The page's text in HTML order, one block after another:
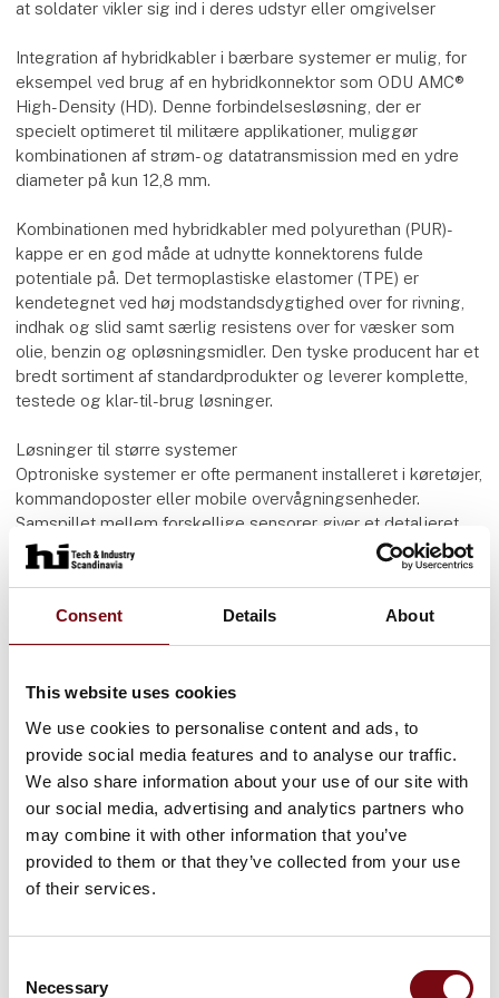
Consent Details About
This website uses cookies
We use cookies to personalise content and ads, to
provide social media features and to analyse our traffic.
We also share information about your use of our site with
our social media, advertising and analytics partners who
may combine it with other information that you’ve
provided to them or that they’ve collected from your use
of their services.
Selection
Necessary
at soldater vikler sig ind i deres udstyr eller omgivelser
Integration af hybridkabler i bærbare systemer er mulig, for
eksempel ved brug af en hybridkonnektor som ODU AMC®
High-Density (HD). Denne forbindelsesløsning, der er
specielt optimeret til militære applikationer, muliggør
kombinationen af strøm- og datatransmission med en ydre
diameter på kun 12,8 mm.
Kombinationen med hybridkabler med polyurethan (PUR)-
kappe er en god måde at udnytte konnektorens fulde
potentiale på. Det termoplastiske elastomer (TPE) er
kendetegnet ved høj modstandsdygtighed over for rivning,
indhak og slid samt særlig resistens over for væsker som
olie, benzin og opløsningsmidler. Den tyske producent har et
bredt sortiment af standardprodukter og leverer komplette,
testede og klar-til-brug løsninger.
Løsninger til større systemer
Optroniske systemer er ofte permanent installeret i køretøjer,
kommandoposter eller mobile overvågningsenheder.
Samspillet mellem forskellige sensorer giver et detaljeret
samlet billede af omgivelserne. Den nødvendige strøm og
de store datamængder kan som regel ikke overføres via
porteføljen fra producenten ODU tilbyder også specifikt
udviklede løsninger til disse krav.
Forbindelser med 50-ohm koaksialkontakter er tilgængelige
både i High-Density- og ODU AMC® Classic-serien. Til sikker
transmission af ukomprimerede HD-videosignaler er 75-ohm
koaksialkontakter i den klassiske AMC-konnektor ideelle.
Konklusion
Anvendelsen af højt avanceret optronik stiller særlige krav til
producenter af udstyr. Strømforsyning og tilslutning af
militært udstyr til eksisterende systemer kan løses med
teknologier. Hybride løsninger som ODU AMC® HD-
merværdi for integratorer og slutbrugere ved at reducere